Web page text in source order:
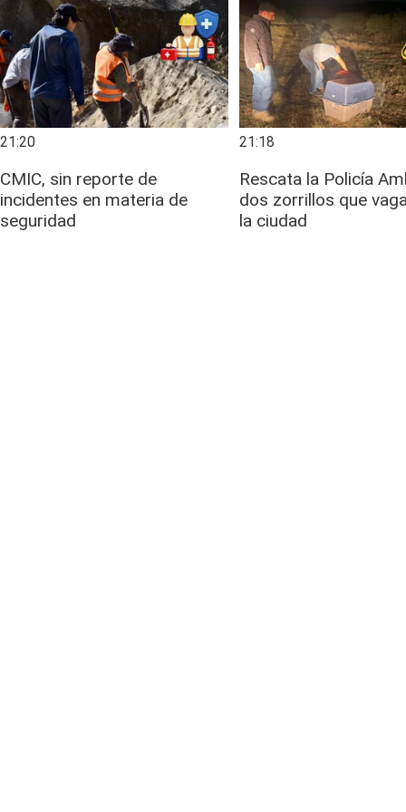
21:20
CMIC, sin reporte de
incidentes en materia de
seguridad
21:18
Rescata la Policía
dos zorrillos que
la ciudad